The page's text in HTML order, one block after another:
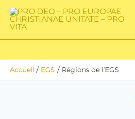
contenu
Accueil EGS Régions de l’EGS